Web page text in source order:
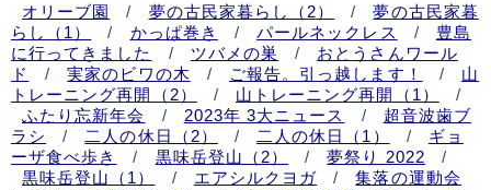
オリーブ園 / 夢の古民家暮らし（2） /
夢の古民家暮
らし（1）
/ かっぱ巻き / パールネックレス /
豊島
に行ってきました
/ ツバメの巣 /
おとうさんワール
ド
/ 実家のビワの木 / ご報告。引っ越します！ /
山
トレーニング再開（2）
/ 山トレーニング再開（1）
/
ふたり忘新年会
/ 2023年 3大ニュース /
超音波歯ブ
ラシ
/ 二人の休日（2） / 二人の休日（1） /
ギョ
ーザ食べ歩き
/ 黒味岳登山（2） / 夢祭り 2022
/
黒味岳登山（1）
/ エアシルクヨガ /
集落の運動会